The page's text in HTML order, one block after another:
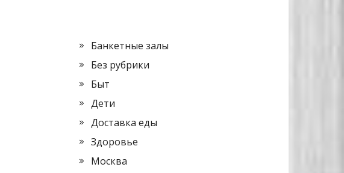
Банкетные залы
Без рубрики
Быт
Дети
Доставка еды
Здоровье
Москва